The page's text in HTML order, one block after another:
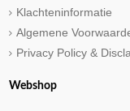
Klachteninformatie
Algemene
Privacy Policy &
Webshop